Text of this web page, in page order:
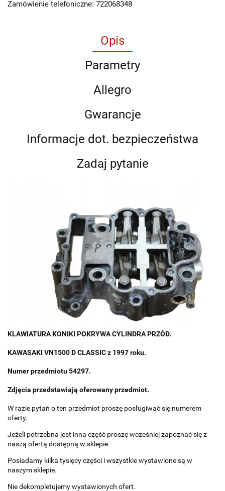
Zamówienie telefoniczne: 722068348
Opis
Parametry
Allegro
Gwarancje
Informacje dot. bezpieczeństwa
Zadaj pytanie
KLAWIATURA KONIKI POKRYWA CYLINDRA PRZÓD.
KAWASAKI VN1500 D CLASSIC z 1997 roku.
Numer przedmiotu 54297.
Zdjęcia przedstawiają oferowany przedmiot.
W razie pytań o ten przedmiot proszę posługiwać się numerem
oferty.
Jeżeli potrzebna jest inna część proszę wcześniej zapoznać się z
naszą ofertą dostępną w sklepie.
Posiadamy kilka tysięcy części i wszystkie wystawione są w
naszym sklepie.
Nie dekompletujemy wystawionych ofert.